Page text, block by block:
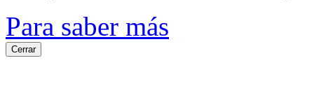
Para saber más
Cerrar